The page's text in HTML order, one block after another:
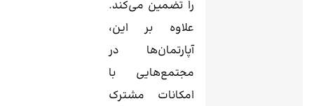
را تضمین می‌کند.
علاوه بر این،
آپارتمان‌ها در
مجتمع‌هایی با
امکانات مشترک